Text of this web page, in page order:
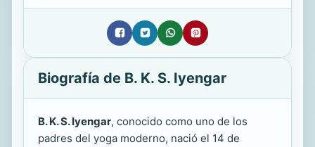
Biografía de B. K. S. Iyengar
B. K. S. Iyengar, conocido como uno de los
padres del yoga moderno, nació el 14 de